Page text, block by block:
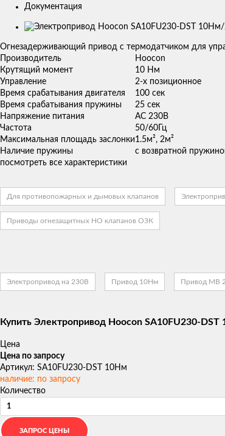
Документация
Изображения
товаров
Огнезадерживающий привод с термодатчиком для
Производитель
Hoocon
Крутящий момент
10 Нм
Управление
2-х позиционное
Время срабатывания двигателя
100 сек
Время срабатывания пружины
25 сек
Напряжение питания
AC 230В
Частота
50/60Гц
Максимальная площадь заслонки1.5м², 2м²
Наличие пружины
с возвратной
посмотреть все характеристики
Для противопожарных и дымовых клапанов
Приводы огнезащитных НО клапанов ОЗК
Электропривод на 230В Привод 10Нм Привод МВ
Купить Электропривод Hoocon SA10FU230-
Цена
Цена по запросу
Артикул: SA10FU230-DST 10Нм
наличие: по запросу
Количество